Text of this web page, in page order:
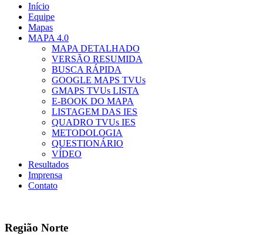
Início
Equipe
Mapas
MAPA 4.0
MAPA DETALHADO
VERSÃO RESUMIDA
BUSCA RÁPIDA
GOOGLE MAPS TVUs
GMAPS TVUs LISTA
E-BOOK DO MAPA
LISTAGEM DAS IES
QUADRO TVUs IES
METODOLOGIA
QUESTIONÁRIO
VÍDEO
Resultados
Imprensa
Contato
Região Norte